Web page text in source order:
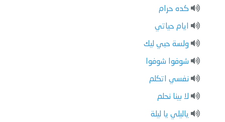
كده حرام
ايام حياتي
ولسة حبي ليك
شوفوا شوفوا
نفسي اتكلم
لا بينا نحلم
ياليلي يا ليلة